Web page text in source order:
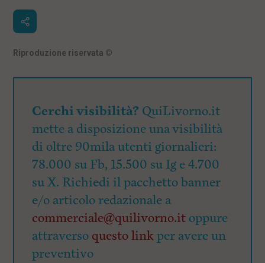
Riproduzione riservata ©
Cerchi visibilità? QuiLivorno.it
mette a disposizione una visibilità
di oltre 90mila utenti giornalieri:
78.000 su Fb, 15.500 su Ig e 4.700
su X. Richiedi il pacchetto banner
e/o articolo redazionale a
commerciale@quilivorno.it oppure
attraverso questo linkper avere un
preventivo